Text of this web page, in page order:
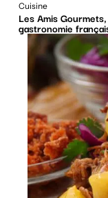
Cuisine
Les Amis
gastronomie